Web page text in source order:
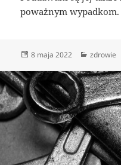
poważnym wypadkom.
Data
8 maja 2022 Kategorie
zdrowie